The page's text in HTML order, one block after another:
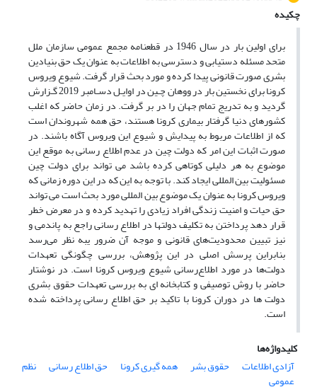
چکیده
برای اولین بار در سال 1946 در قطعنامه مجمع عمومی سازمان ملل
متحد مسئله دستیابی و دسترسی به اطلاعات به عنوان یک حق بنیادین
بشری صورت قانونی پیدا کرده و مورد بحث قرار گرفت. شیوع ویروس
کرونا برای نخستین بار در ووهان چـین در اوایـل دسـامبر 2019 گـزارش
گردید و به تدریج تمام جهان را در بر گرفت. در زمان حاضر که اغلب
کشورهای دنیا گرفتار بیماری کرونا هستند، حق همه شهروندان است
که از اطلاعات مربوط به پیدایش و شیوع این ویروس آگاه باشند. در
صورت اثبات این امر که دولت چین در عدم اطلاع رسانی به موقع این
موضوع به هر دلیلی کوتاهی کرده باشد می تواند برای دولت چین
مسئولیت بین المللی ایجاد کند. با توجه به این که در این دوره زمانی که
ویروس کرونا به عنوان یک موضوع بین المللی مورد بحث است می تواند
حق حیات و امنیت زندگی افراد زیادی را تهدید کرده و در معرض خطر
قرار دهد پرداختن به تکلیف دولتها در اطلاع رسانی راجع به پاندمی و
نیز تبیین محدودیت‌های قانونی و موجه آن ضرور یبه نظر می‌رسد
بنابراین پرسش اصلی در این پژوهش، بررسی چگونگی تعهدات
دولت‌ها در مورد اطلاع‌رسانی شیوع ویروس کرونا است. در نوشتار
حاضر با روش توصیفی و کتابخانه ای به بررسی تعهدات حقوق بشری
دولت ها در دوران کرونا با تاکید بر حق اطلاع رسانی پرداخته شده
است.
کلیدواژه‌ها
آزادی اطلاعات
حقوق بشر همه گیری کرونا حق اطلاع رسانی نظم
عمومی